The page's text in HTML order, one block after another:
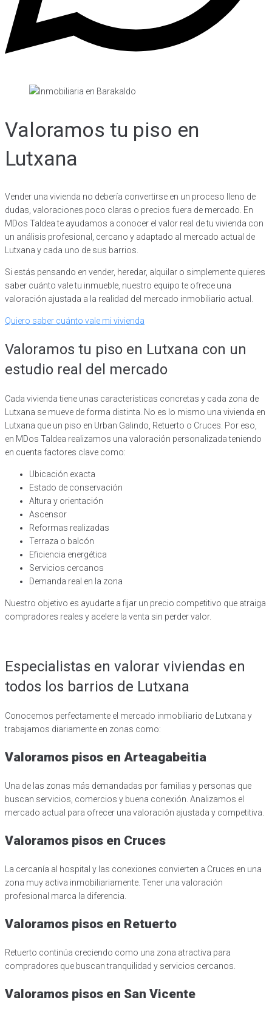
Valoramos tu piso en
Lutxana
Vender una vivienda no debería convertirse en un proceso lleno de
dudas, valoraciones poco claras o precios fuera de mercado. En
MDos Taldea te ayudamos a conocer el valor real de tu vivienda con
un análisis profesional, cercano y adaptado al mercado actual de
Lutxana y cada uno de sus barrios.
Si estás pensando en vender, heredar, alquilar o simplemente quieres
saber cuánto vale tu inmueble, nuestro equipo te ofrece una
valoración ajustada a la realidad del mercado inmobiliario actual.
Quiero saber cuánto vale mi vivienda
Valoramos tu piso en Lutxana con un
estudio real del mercado
Cada vivienda tiene unas características concretas y cada zona de
Lutxana se mueve de forma distinta. No es lo mismo una vivienda en
Lutxana que un piso en Urban Galindo, Retuerto o Cruces. Por eso,
en MDos Taldea realizamos una valoración personalizada teniendo
en cuenta factores clave como:
Ubicación exacta
Estado de conservación
Altura y orientación
Ascensor
Reformas realizadas
Terraza o balcón
Eficiencia energética
Servicios cercanos
Demanda real en la zona
Nuestro objetivo es ayudarte a fijar un precio competitivo que atraiga
compradores reales y acelere la venta sin perder valor.
Especialistas en valorar viviendas en
todos los barrios de Lutxana
Conocemos perfectamente el mercado inmobiliario de Lutxana y
trabajamos diariamente en zonas como:
Valoramos pisos en Arteagabeitia
Una de las zonas más demandadas por familias y personas que
buscan servicios, comercios y buena conexión. Analizamos el
mercado actual para ofrecer una valoración ajustada y competitiva.
Valoramos pisos en Cruces
La cercanía al hospital y las conexiones convierten a Cruces en una
zona muy activa inmobiliariamente. Tener una valoración
profesional marca la diferencia.
Valoramos pisos en Retuerto
Retuerto continúa creciendo como una zona atractiva para
compradores que buscan tranquilidad y servicios cercanos.
Valoramos pisos en San Vicente